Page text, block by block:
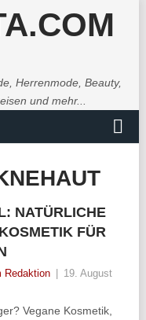
Herrenmode, Beauty,
und mehr...
NATÜRLICHE
FÜR
Redaktion
19. August
Vegane Kosmetik,